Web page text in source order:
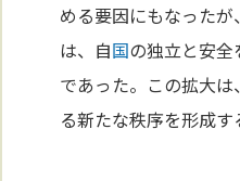
める要因にもなった
は、自国の独立と安
であった。この拡大は、
る新たな秩序を形成す